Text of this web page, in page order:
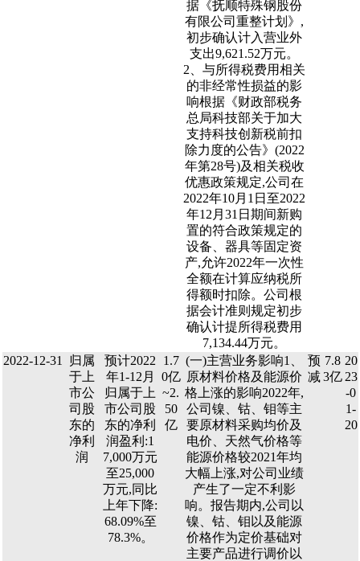
据《抚顺特殊钢股份
有限公司重整计划》,
初步确认计入营业外
支出9,621.52万元。
2、与所得税费用相关
的非经常性损益的影
响根据《财政部税务
总局科技部关于加大
支持科技创新税前扣
除力度的公告》(2022
年第28号)及相关税收
优惠政策规定,公司在
2022年10月1日至2022
年12月31日期间新购
置的符合政策规定的
设备、器具等固定资
产,允许2022年一次性
全额在计算应纳税所
得额时扣除。公司根
据会计准则规定初步
确认计提所得税费用
7,134.44万元。
2022-12-31
归属
于上
市公
司股
东的
净利
润
预计2022
年1-12月
归属于上
市公司股
东的净利
润盈利:1
7,000万元
至25,000
万元,同比
上年下降:
68.09%至
78.3%。
1.7
0亿
~2.
50
亿
(一)主营业务影响1、
原材料价格及能源价
格上涨的影响2022年,
公司镍、钴、钼等主
要原材料采购均价及
电价、天然气价格等
能源价格较2021年均
大幅上涨,对公司业绩
产生了一定不利影
响。报告期内,公司以
镍、钴、钼以及能源
价格作为定价基础对
主要产品进行调价以
预
减
7.8
3亿
20
23
-0
1-
20